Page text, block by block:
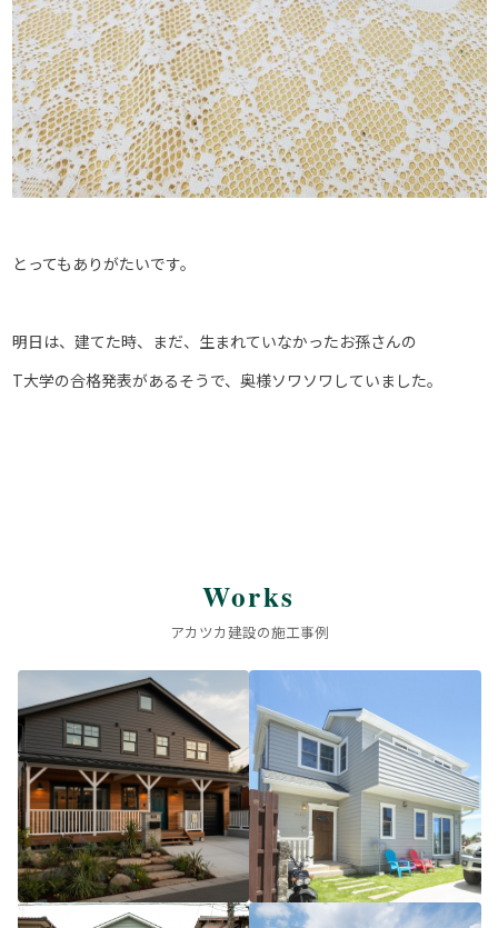
とってもありがたいです。
明日は、建てた時、まだ、生まれていなかったお孫さんの
T大学の合格発表があるそうで、奥様ソワソワしていました。
Works
アカツカ建設の施工事例